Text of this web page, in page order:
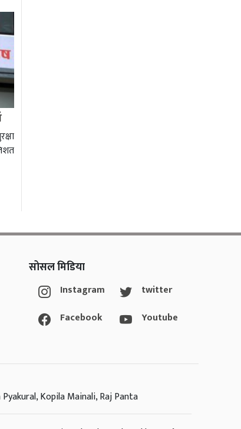
सोसल मिडिया
Instagram
Facebook
twitter
Youtube
Kopila Mainali, Raj Panta